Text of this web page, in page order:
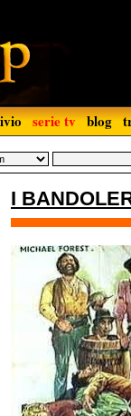
serie tv blog
I